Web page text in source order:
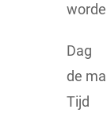
de
Tijd